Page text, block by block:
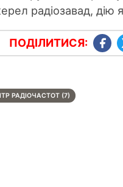
радіозавад, дію
ПОДІЛИТИСЯ:
РАДІОЧАСТОТ (7)